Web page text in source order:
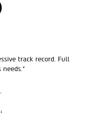
track record. Full